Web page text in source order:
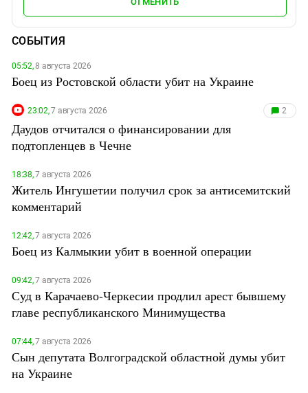
СОБЫТИЯ
05:52,8 августа 2026
Боец из Ростовской области убит на Украине
23:02,7 августа 2026 2
Даудов отчитался о финансировании для
подтопленцев в Чечне
18:38,7 августа 2026
Житель Ингушетии получил срок за антисемитский
комментарий
12:42,7 августа 2026
Боец из Калмыкии убит в военной операции
09:42,7 августа 2026
Суд в Карачаево-Черкесии продлил арест бывшему
главе республиканского Минимущества
07:44,7 августа 2026
Сын депутата Волгоградской областной думы убит
на Украине